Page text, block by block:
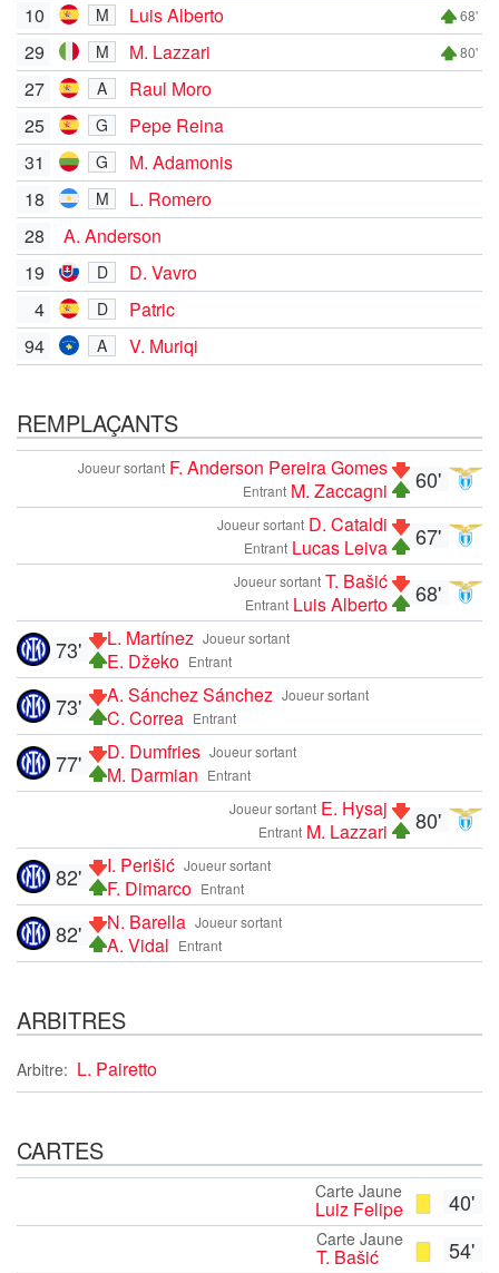
10 M Luis Alberto 68'
29 M M. Lazzari 80'
27 A
Raul Moro
25
G
Pepe Reina
31
G
M. Adamonis
18
M
L. Romero
28
A. Anderson
19
D
D. Vavro
4
D
Patric
94
A V. Muriqi
REMPLAÇANTS
60'
Joueur sortant F. Anderson Pereira Gomes
Entrant M. Zaccagni
67'
Joueur sortant D. Cataldi
Entrant Lucas Leiva
68'
Joueur sortant T. Bašić
Entrant Luis Alberto
Joueur sortant
L. Martínez
Entrant
E. Džeko
73'
Joueur sortant
A. Sánchez Sánchez
Entrant
C. Correa
73'
Joueur sortant
D. Dumfries
Entrant
M. Darmian
77'
80'
Joueur sortant E. Hysaj
Entrant M. Lazzari
Joueur sortant
I. Perišić
Entrant
F. Dimarco
82'
Joueur sortant
N. Barella
Entrant
A. Vidal
82'
ARBITRES
Arbitre: L. Pairetto
CARTES
40'
Carte Jaune
Luiz Felipe
54'
Carte Jaune
T. Bašić